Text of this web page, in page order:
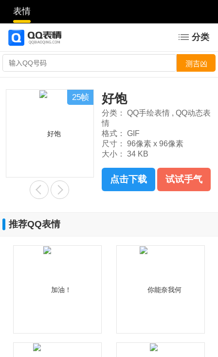
表情
分类
25帧 好饱
分类： QQ手绘表情 , QQ动态表
情
格式：
GIF
尺寸：
96像素 x 96像素
大小：
34 KB
点击下载 试试手气
推荐QQ表情